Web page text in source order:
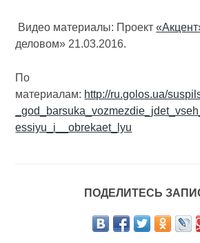
Видео материалы: Проект
деловом» 21.03.2016.
По
материалам: http://ru.golos.ua/
essiyu_i__obrekaet_lyu
ПОДЕЛИТЕСЬ